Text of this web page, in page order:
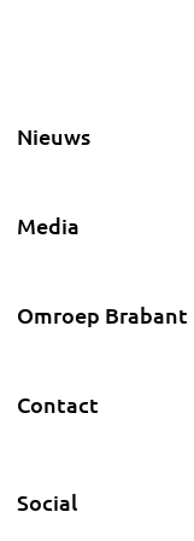
Nieuws
Media
Omroep Brabant
Contact
Social